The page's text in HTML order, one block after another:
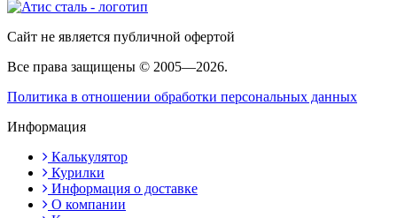
Сайт не является публичной офертой
Все права защищены © 2005—2026.
Политика в отношении обработки персональных данных
Информация
Калькулятор
Курилки
Информация о доставке
О компании